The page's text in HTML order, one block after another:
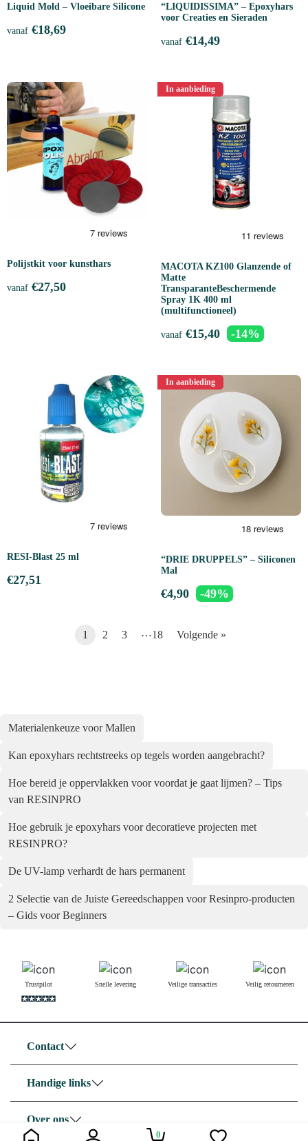
Liquid Mold – Vloeibare Silicone
vanaf €18,69
“LIQUIDISSIMA” – Epoxyhars
voor Creaties en Sieraden
vanaf €14,49
Polijstkit voor kunsthars
vanaf €27,50
In aanbieding
MACOTA KZ100 Glanzende of
Matte
TransparanteBeschermende
Spray 1K 400 ml
(multifunctioneel)
vanaf €15,40 -14%
RESI-Blast 25 ml
€27,51
In aanbieding
“DRIE DRUPPELS” – Siliconen
Mal
€4,90 -49%
1 2 3 …18 Volgende »
Materialenkeuze voor Mallen
Kan epoxyhars rechtstreeks op tegels worden aangebracht?
Hoe bereid je oppervlakken voor voordat je gaat lijmen? – Tips
van RESINPRO
Hoe gebruik je epoxyhars voor decoratieve projecten met
RESINPRO?
De UV-lamp verhardt de hars permanent
2 Selectie van de Juiste Gereedschappen voor Resinpro-producten
– Gids voor Beginners
Trustpilot Snelle levering Veilige transacties Veilig retourneren
Contact
Handige links
Over ons
0